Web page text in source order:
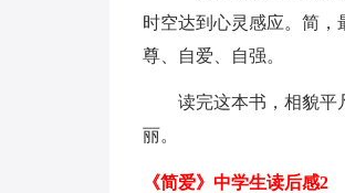
时空达到心灵感应。简
尊、自爱、自强。
读完这本书，相貌平
丽。
《简爱》中学生读后感2